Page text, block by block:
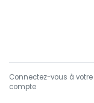
Connectez-vous à votre
compte